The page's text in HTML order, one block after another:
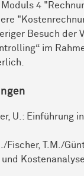
4
Besuch der
im
U.: Einführung
Fischer, T.M./